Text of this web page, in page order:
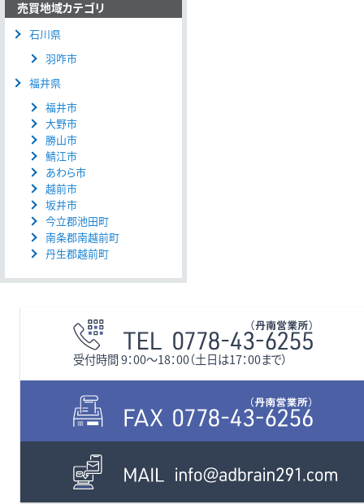
売買地域カテゴリ
石川県
羽咋市
福井県
福井市
大野市
勝山市
鯖江市
あわら市
越前市
坂井市
今立郡池田町
南条郡南越前町
丹生郡越前町
受付時間 9：00〜18：00（土日は17：00まで）